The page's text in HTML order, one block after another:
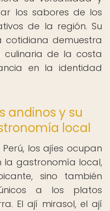
los sabores de los
de la región. Su
cotidiana demuestra
de la costa
en la identidad
andinos y su
local
los ajíes ocupan
la gastronomía local,
sino también
a los platos
El ají mirasol, el ají